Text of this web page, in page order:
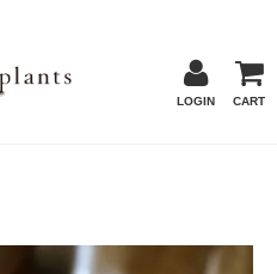
LOGIN CART